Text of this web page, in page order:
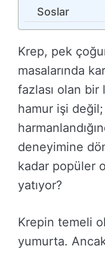
Soslar
Krep, pek
masalarında
fazlası olan
hamur işi
deneyimine
kadar popüler
yatıyor?
Krepin temeli
yumurta.